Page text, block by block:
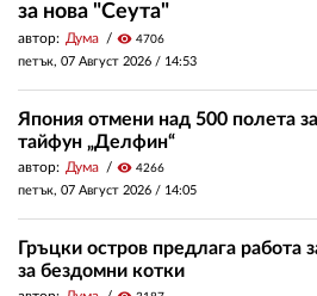
за нова "Сеута"
автор: Дума visibility 4706
петък, 07 Август 2026 / 14:53
Япония отмени над 500 полета
тайфун „Делфин“
автор: Дума visibility 4266
петък, 07 Август 2026 / 14:05
Гръцки остров предлага работа
за бездомни котки